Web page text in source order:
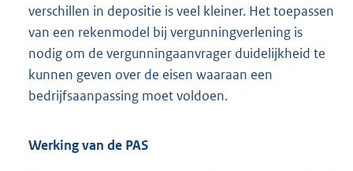
verschillen in depositie is veel kleiner. Het toepassen
van een rekenmodel bij vergunningverlening is
nodig om de vergunningaanvrager duidelijkheid te
kunnen geven over de eisen waaraan een
bedrijfsaanpassing moet voldoen.
Werking van de PAS